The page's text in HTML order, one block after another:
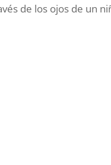
de los ojos de un